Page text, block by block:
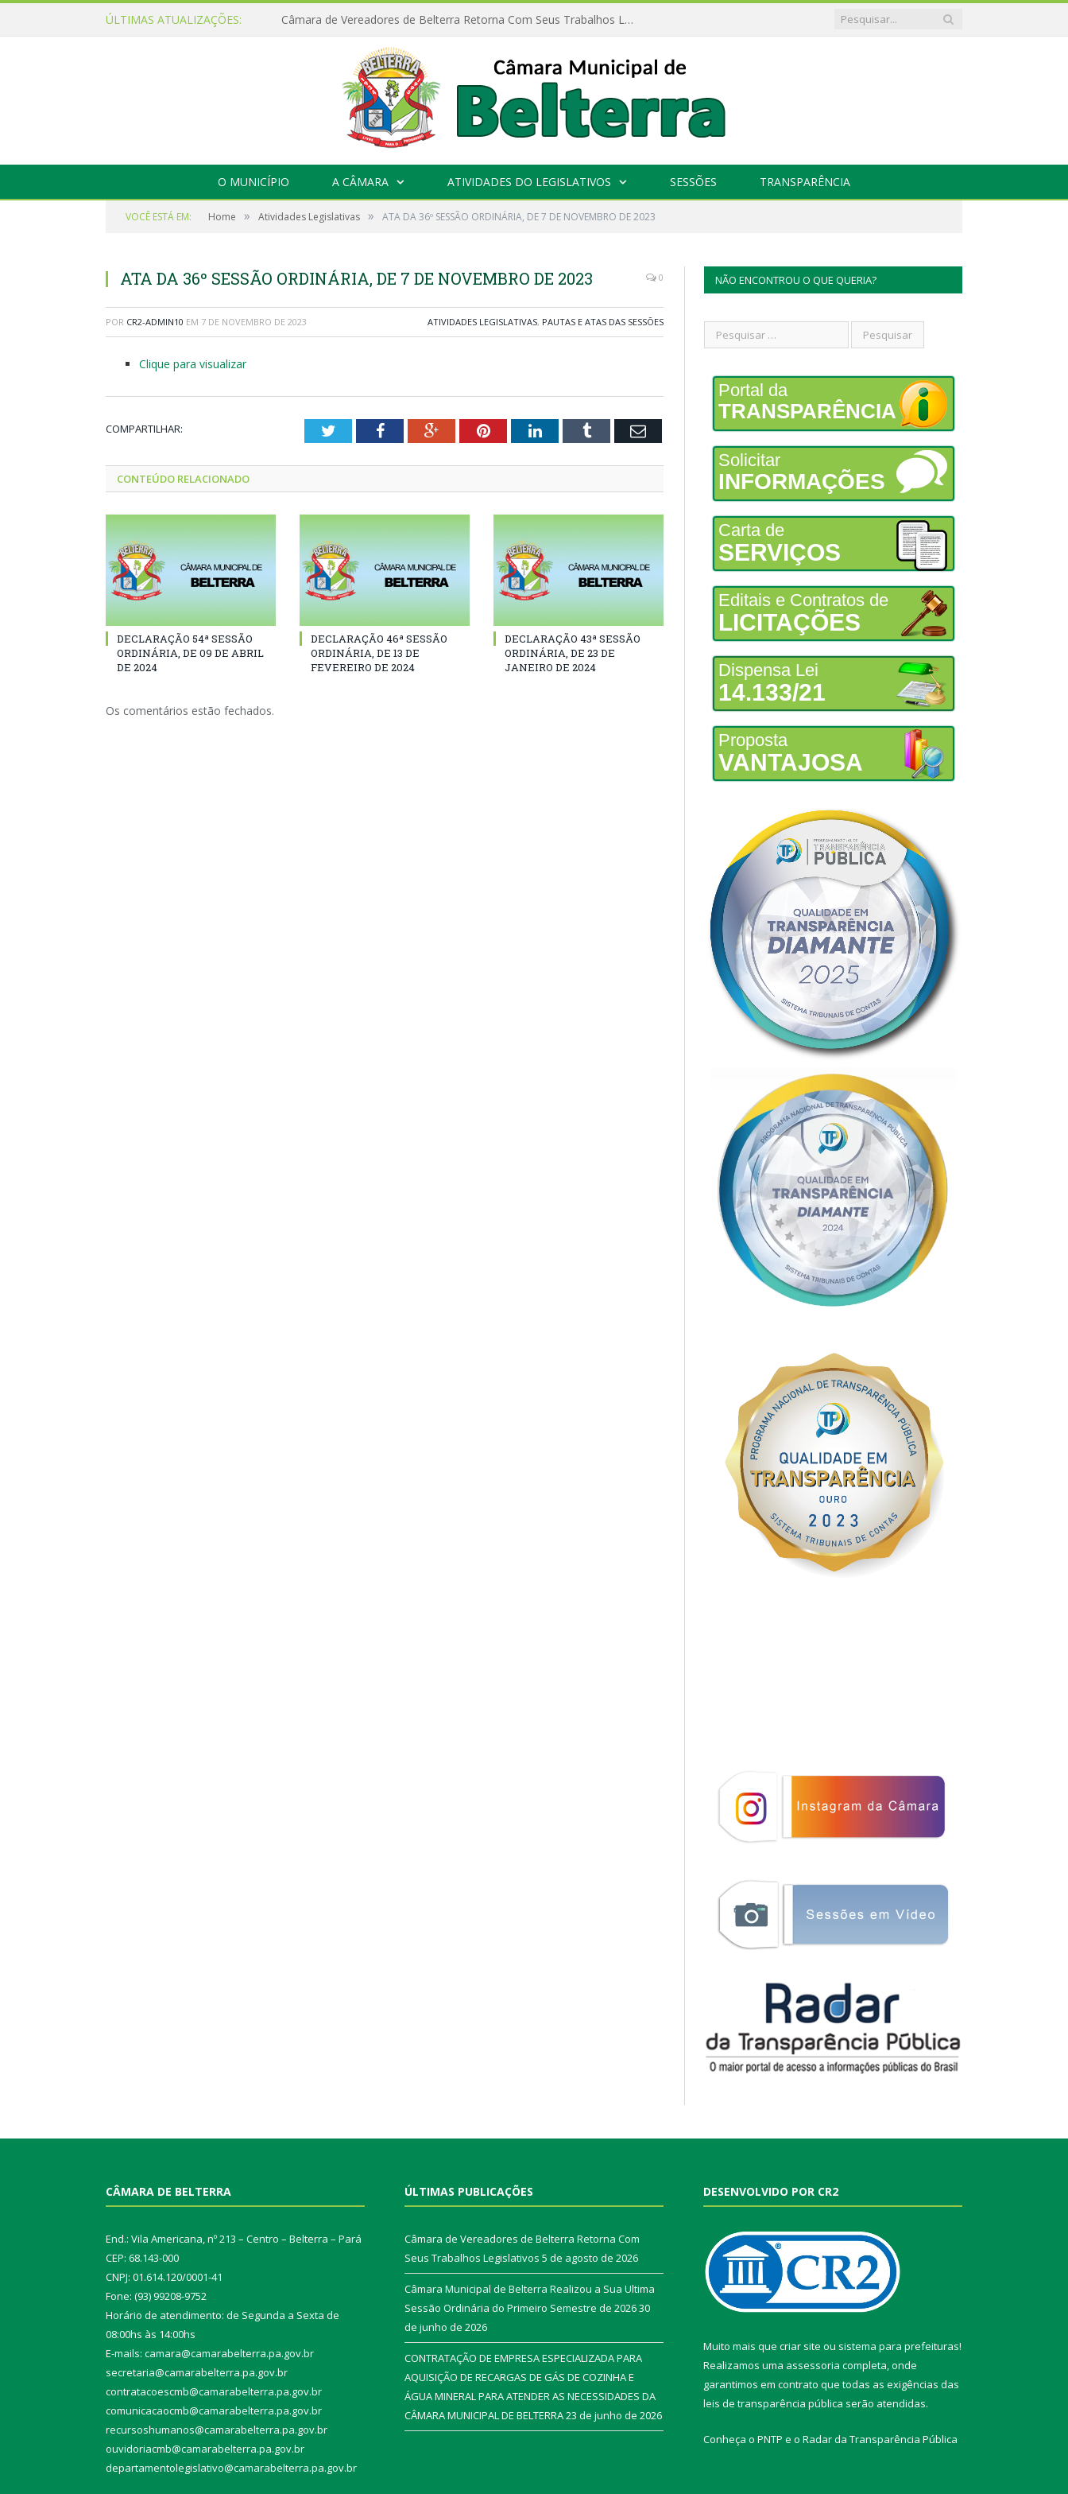
ÚLTIMAS ATUALIZAÇÕES: Câmara de Vereadores de Belterra Retorna Com Seus Trabalhos Legislativos
O MUNICÍPIO A CÂMARA ATIVIDADES DO LEGISLATIVOS SESSÕES TRANSPARÊNCIA
VOCÊ ESTÁ EM: Home » Atividades Legislativas » ATA DA 36º SESSÃO ORDINÁRIA, DE 7 DE NOVEMBRO DE 2023
ATA DA 36º SESSÃO ORDINÁRIA, DE 7 DE NOVEMBRO DE 2023 0
POR CR2-ADMIN10 EM 7 DE NOVEMBRO DE 2023 ATIVIDADES LEGISLATIVAS, PAUTAS E ATAS DAS SESSÕES
Clique para visualizar
COMPARTILHAR: TwitterFacebookGoogle+PinterestLinkedInTumblr Email
CONTEÚDO RELACIONADO
DECLARAÇÃO 54ª SESSÃO
ORDINÁRIA, DE 09 DE ABRIL
DE 2024
DECLARAÇÃO 46ª SESSÃO
ORDINÁRIA, DE 13 DE
FEVEREIRO DE 2024
DECLARAÇÃO 43ª SESSÃO
ORDINÁRIA, DE 23 DE
JANEIRO DE 2024
Os comentários estão fechados.
NÃO ENCONTROU O QUE QUERIA?
Portal da
TRANSPARÊNCIA
Solicitar
INFORMAÇÕES
Carta de
SERVIÇOS
Editais e Contratos de
LICITAÇÕES
Dispensa Lei
14.133/21
Proposta
VANTAJOSA
CÂMARA DE BELTERRA
End.: Vila Americana, nº 213 – Centro – Belterra – Pará
CEP: 68.143-000
CNPJ: 01.614.120/0001-41
Fone: (93) 99208-9752
Horário de atendimento: de Segunda a Sexta de
08:00hs às 14:00hs
E-mails: camara@camarabelterra.pa.gov.br
secretaria@camarabelterra.pa.gov.br
contratacoescmb@camarabelterra.pa.gov.br
comunicacaocmb@camarabelterra.pa.gov.br
recursoshumanos@camarabelterra.pa.gov.br
ouvidoriacmb@camarabelterra.pa.gov.br
departamentolegislativo@camarabelterra.pa.gov.br
ÚLTIMAS PUBLICAÇÕES
Câmara de Vereadores de Belterra Retorna Com
Seus Trabalhos Legislativos 5 de agosto de 2026
Câmara Municipal de Belterra Realizou a Sua Ultima
Sessão Ordinária do Primeiro Semestre de 202630
de junho de 2026
CONTRATAÇÃO DE EMPRESA ESPECIALIZADA PARA
AQUISIÇÃO DE RECARGAS DE GÁS DE COZINHA E
ÁGUA MINERAL PARA ATENDER AS NECESSIDADES DA
CÂMARA MUNICIPAL DE BELTERRA23 de junho de 2026
DESENVOLVIDO POR CR2
Muito mais que criar site ou sistema para prefeituras!
Realizamos uma assessoria completa, onde
garantimos em contrato que todas as exigências das
leis de transparência pública serão atendidas.
Conheça o PNTP e o Radar da Transparência Pública